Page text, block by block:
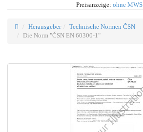
Preisanzeige: ohne MWS
Herausgeber
Technische Normen ČSN
Die Norm "ČSN EN 60300-1"